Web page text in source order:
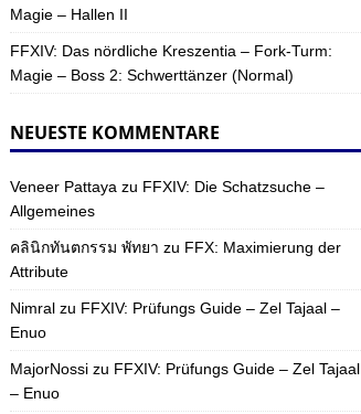
Magie – Hallen II
FFXIV: Das nördliche Kreszentia – Fork-Turm:
Magie – Boss 2: Schwerttänzer (Normal)
NEUESTE KOMMENTARE
Veneer Pattaya zu FFXIV: Die Schatzsuche –
Allgemeines
คลินิกทันตกรรม พัทยา zu FFX: Maximierung der
Attribute
Nimralzu FFXIV: Prüfungs Guide – Zel Tajaal –
Enuo
MajorNossizu FFXIV: Prüfungs Guide – Zel Tajaal
– Enuo